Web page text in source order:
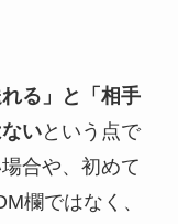
れる」と「相手
いという点で
合や、初めて
欄ではなく、